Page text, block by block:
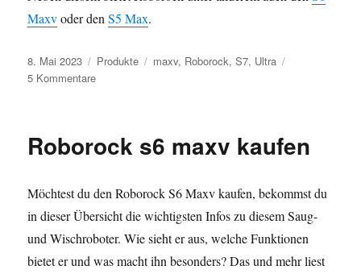
Maxvoder denS5 Max.
Veröffentlicht
am
8. Mai 2023 Kategorien
Produkte Schlagwörter
maxv, Roborock,S7, Ultra
5 Kommentarezu
maxv
Roborock s6 maxv kaufen
Möchtest du den Roborock S6 Maxv kaufen, bekommst du
in dieser Übersicht die wichtigsten Infos zu diesem Saug-
und Wischroboter. Wie sieht er aus, welche Funktionen
bietet er und was macht ihn besonders? Das und mehr liest